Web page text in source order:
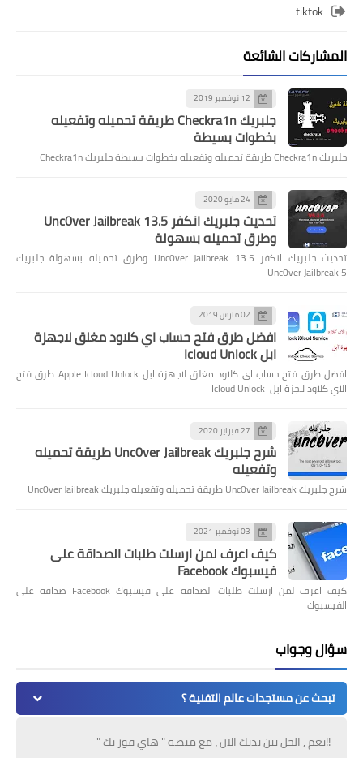
tiktok
المشاركات الشائعة
12 نوفمبر 2019
جلبريك Checkra1n طريقة تحميله وتفعيله
بخطوات بسيطة
جلبريك Checkra1n طريقة تحميله وتفعيله بخطوات بسيطة جلبريك Checkra1n
24 مايو 2020
تحديث جلبريك انكفر Unc0ver Jailbreak 13.5
وطرق تحميله بسهولة
تحديث جلبريك انكفر Unc0ver Jailbreak 13.5 وطرق تحميله بسهولة جلبريك
Unc0ver Jailbreak 5
02 مارس 2019
افضل طرق فتح حساب اي كلاود مغلق لاجهزة
ابل Icloud Unlock
افضل طرق فتح حساب اي كلاود مغلق لاجهزة ابل Apple Icloud Unlock طرق فتح
الاي كلاود لاجزة آبل Icloud Unlock
27 فبراير 2020
شرح جلبريك Unc0ver Jailbreak طريقة تحميله
وتفعيله
شرح جلبريك Unc0ver Jailbreak طريقة تحميله وتفعيله جلبريك Unc0ver Jailbreak
03 نوفمبر 2021
كيف اعرف لمن ارسلت طلبات الصداقة على
فيسبوك Facebook
كيف اعرف لمن ارسلت طلبات الصداقة على فيسبوك Facebook صداقة على
الفيسبوك
سؤال وجواب
تبحث عن مستجدات عالم التقنية ؟
!!نعم , الحل بين يديك الان ، مع منصة " هاي فور تك "